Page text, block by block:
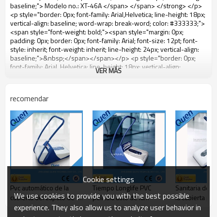
VER MÁS
recomendar
Pvc automático de la
cubierta del zapato de la
máquina
Tiempo Longlife PVC
película auto de la
cubierta del zapato
Sanitaria de
la cubierta
hospital uso
Cookie settings
We use cookies to provide you with the best possible
experience. They also allow us to analyze user behavior in